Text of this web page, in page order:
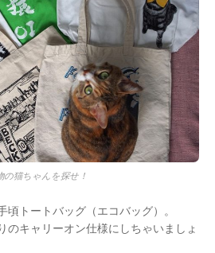
の猫ちゃんを探せ！
頃トートバッグ（エコバッグ）。
のキャリーオン仕様にしちゃいましょ